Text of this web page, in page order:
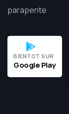
parapente
BIENTOT SUR
Google Play